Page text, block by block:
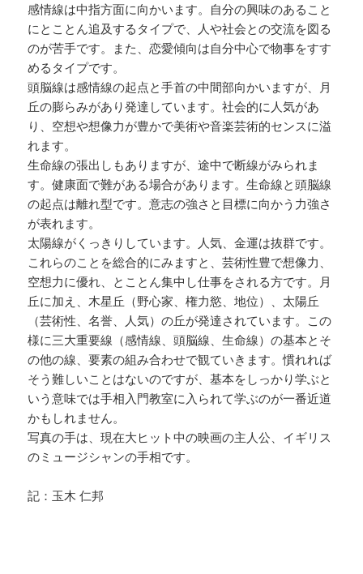
感情線は中指方面に向かいます。自分の興味のあること
にとことん追及するタイプで、人や社会との交流を図る
のが苦手です。また、恋愛傾向は自分中心で物事をすす
めるタイプです。
頭脳線は感情線の起点と手首の中間部向かいますが、月
丘の膨らみがあり発達しています。社会的に人気があ
り、空想や想像力が豊かで美術や音楽芸術的センスに溢
れます。
生命線の張出しもありますが、途中で断線がみられま
す。健康面で難がある場合があります。生命線と頭脳線
の起点は離れ型です。意志の強さと目標に向かう力強さ
が表れます。
太陽線がくっきりしています。人気、金運は抜群です。
これらのことを総合的にみますと、芸術性豊で想像力、
空想力に優れ、とことん集中し仕事をされる方です。月
丘に加え、木星丘（野心家、権力慾、地位）、太陽丘
（芸術性、名誉、人気）の丘が発達されています。この
様に三大重要線（感情線、頭脳線、生命線）の基本とそ
の他の線、要素の組み合わせで観ていきます。慣れれば
そう難しいことはないのですが、基本をしっかり学ぶと
いう意味では手相入門教室に入られて学ぶのが一番近道
かもしれません。
写真の手は、現在大ヒット中の映画の主人公、イギリス
のミュージシャンの手相です。
記：玉木 仁邦